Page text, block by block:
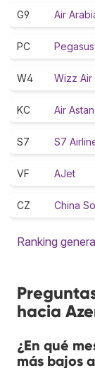
G9 Air
PC
W4 Wizz Air
KC Air
S7 S7
VF AJet
CZ China
Ranking
hacia
¿En qué
más bajos